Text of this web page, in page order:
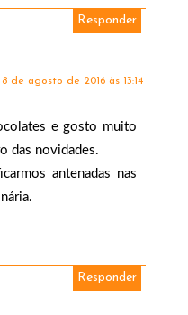
Responder
8 de agosto de 2016 às 13:14
e gosto muito
das novidades.
antenadas nas
Responder